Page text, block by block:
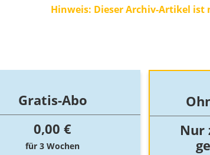
Hinweis: Dieser Archiv-Artikel
Gratis-Abo
0,00 €
für 3 Wochen
Nur